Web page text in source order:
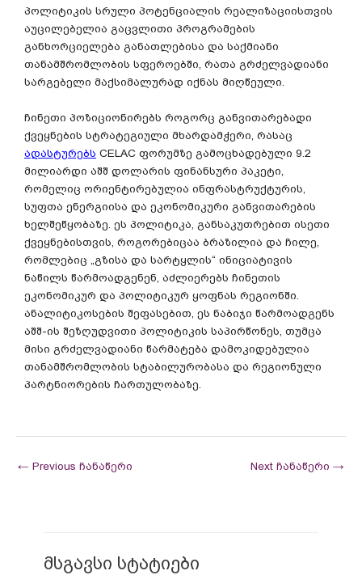
პოლიტიკის სრული პოტენციალის რეალიზაციისთვის
აუცილებელია გაცვლითი პროგრამების
განხორციელება განათლებისა და საქმიანი
თანამშრომლობის სფეროებში, რათა გრძელვადიანი
სარგებელი მაქსიმალურად იქნას მიღწეული.
ჩინეთი პოზიციონირებს როგორც განვითარებადი
ქვეყნების სტრატეგიული მხარდამჭერი, რასაც
ადასტურებს CELAC ფორუმზე გამოცხადებული 9.2
მილიარდი აშშ დოლარის ფინანსური პაკეტი,
რომელიც ორიენტირებულია ინფრასტრუქტურის,
სუფთა ენერგიისა და ეკონომიკური განვითარების
ხელშეწყობაზე. ეს პოლიტიკა, განსაკუთრებით ისეთი
ქვეყნებისთვის, როგორებიცაა ბრაზილია და ჩილე,
რომლებიც „გზისა და სარტყლის“ ინიციატივის
ნაწილს წარმოადგენენ, აძლიერებს ჩინეთის
ეკონომიკურ და პოლიტიკურ ყოფნას რეგიონში.
ანალიტიკოსების შეფასებით, ეს ნაბიჯი წარმოადგენს
აშშ-ის შეზღუდვითი პოლიტიკის საპირწონეს, თუმცა
მისი გრძელვადიანი წარმატება დამოკიდებულია
თანამშრომლობის სტაბილურობასა და რეგიონული
პარტნიორების ჩართულობაზე.
← Previous ჩანაწერი Next ჩანაწერი →
მსგავსი სტატიები